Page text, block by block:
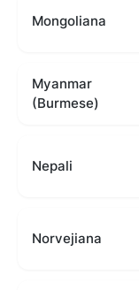
Mongoliana
Myanmar
(Burmese)
Nepali
Norvejiana